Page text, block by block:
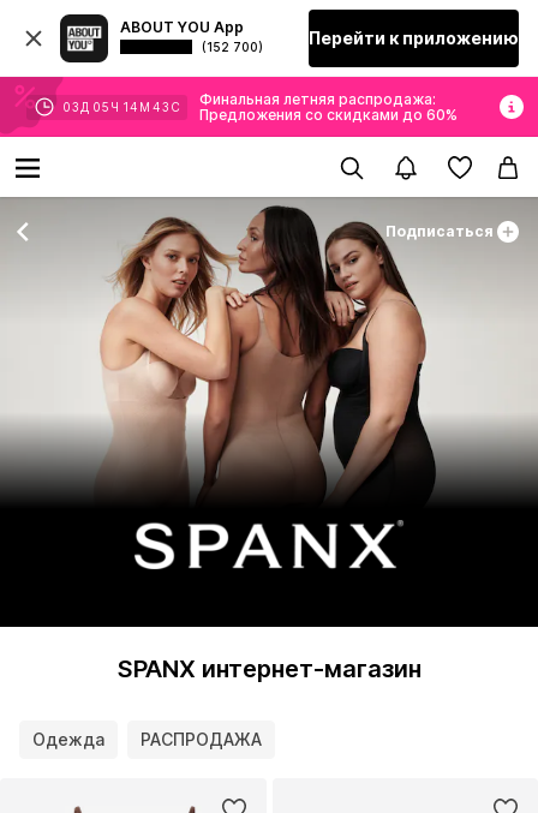
ABOUT YOU App
(152 700) Перейти к приложению
03 Д 05 Ч 14 М 42 С
Финальная летняя распродажа:
Предложения со скидками до 60%
Подписаться
SPANX интернет-магазин
Одежда РАСПРОДАЖА